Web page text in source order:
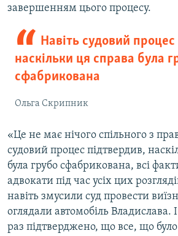
завершенням цього процесу.
Навіть судовий процес
наскільки ця справа була
сфабрикована
Ольга Скрипник
«Це не має нічого спільного з
судовий процес підтвердив,
була грубо сфабрикована, всі
адвокати під час усіх цих
навіть змусили суд провести
оглядали автомобіль Владислава.
раз підтверджено, що все, що